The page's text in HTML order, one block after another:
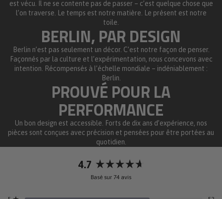
est vécu. Il ne se contente pas de passer – c’est quelque chose que
l’on traverse. Le temps est notre matière. Le présent est notre
toile.
BERLIN, PAR DESIGN
Berlin n’est pas seulement un décor. C’est notre façon de penser.
Façonnés par la culture et l’expérimentation, nous concevons avec
intention. Récompensés à l’échelle mondiale – indéniablement :
Berlin.
PROUVÉ POUR LA
PERFORMANCE
Un bon design est accessible. Forts de dix ans d’expérience, nos
pièces sont conçues avec précision et pensées pour être portées au
quotidien.
4.7
Noté
4.7
Basé sur 74 avis